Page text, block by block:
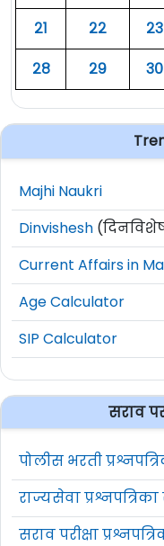
२१
२२ २३
२८
२९ ३०
Majhi Naukri
Dinvishesh
Current Affairs in
Age Calculator
SIP Calculator
सराव
पोलीस भरती
राज्यसेवा
सराव परीक्षा